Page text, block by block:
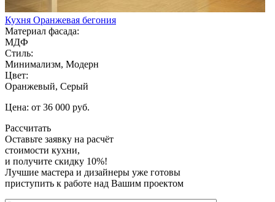
Кухня Оранжевая бегония
Материал фасада:
МДФ
Стиль:
Минимализм, Модерн
Цвет:
Оранжевый, Серый
Цена: от 36 000 руб.
Рассчитать
Оставьте заявку на расчёт
стоимости кухни,
и получите скидку 10%!
Лучшие мастера и дизайнеры уже готовы
приступить к работе над Вашим проектом